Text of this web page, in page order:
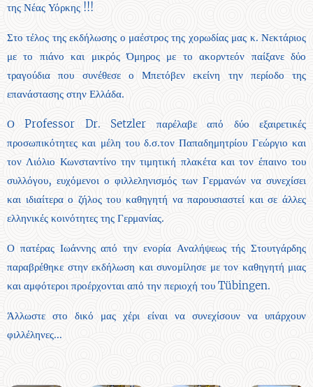
της Νέας Υόρκης !!!
Στο τέλος της εκδήλωσης ο μαέστρος της χορωδίας μας κ. Νεκτάριος
με το πιάνο και μικρός Όμηρος με το ακορντεόν παίξανε δύο
τραγούδια που συνέθεσε ο Μπετόβεν εκείνη την περίοδο της
επανάστασης στην Ελλάδα.
Ο Professor Dr. Setzler παρέλαβε από δύο εξαιρετικές
προσωπικότητες και μέλη του δ.σ.τον Παπαδημητρίου Γεώργιο και
τον Λιόλιο Κωνσταντίνο την τιμητική πλακέτα και τον έπαινο του
συλλόγου, ευχόμενοι ο φιλλεληνισμός των Γερμανών να συνεχίσει
και ιδιαίτερα ο ζήλος του καθηγητή να παρουσιαστεί και σε άλλες
ελληνικές κοινότητες της Γερμανίας.
Ο πατέρας Ιωάννης από την ενορία Αναλήψεως τής Στουτγάρδης
παραβρέθηκε στην εκδήλωση και συνομίλησε με τον καθηγητή μιας
και αμφότεροι προέρχονται από την περιοχή του Tübingen.
Άλλωστε στο δικό μας χέρι είναι να συνεχίσουν να υπάρχουν
φιλλέληνες...